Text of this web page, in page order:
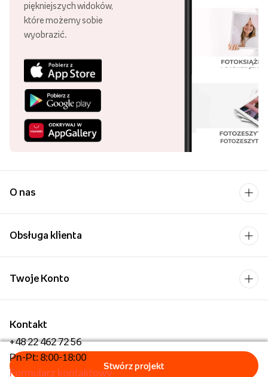
piękniejszych widoków,
które możemy sobie
wyobrazić.
O nas
Obsługa klienta
Kontakt
+48 22 462 72 56
Pn-Pt: 8:00-18:00
Formularz kontaktowy
Twoje Konto